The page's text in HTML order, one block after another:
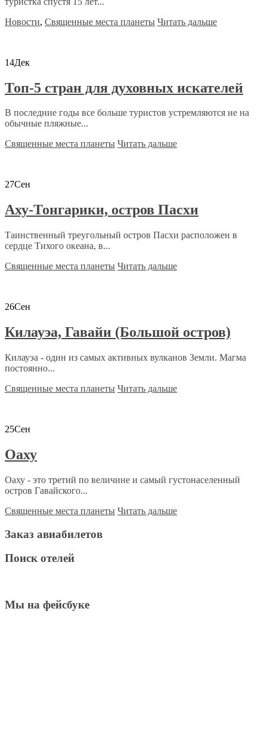
Новости, Священные места планеты Читать дальше
14Дек
Топ-5 стран для духовных искателей
В последние годы все больше туристов устремляются не на
обычные пляжные...
Священные места планеты Читать дальше
27Сен
Аху-Тонгарики, остров Пасхи
Таинственный треугольный остров Пасхи расположен в
сердце Тихого океана, в...
Священные места планеты Читать дальше
26Сен
Килауэа, Гавайи (Большой остров)
Килауэа - один из самых активных вулканов Земли. Магма
постоянно...
Священные места планеты Читать дальше
25Сен
Оаху
Оаху - это третий по величине и самый густонаселенный
остров Гавайского...
Священные места планеты Читать дальше
Заказ авиабилетов
Поиск отелей
Мы на фейсбуке